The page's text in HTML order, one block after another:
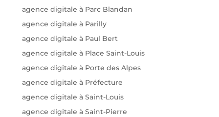
agence digitale à Parc Blandan
agence digitale à Parilly
agence digitale à Paul Bert
agence digitale à Place Saint-Louis
agence digitale à Porte des Alpes
agence digitale à Préfecture
agence digitale à Saint-Louis
agence digitale à Saint-Pierre